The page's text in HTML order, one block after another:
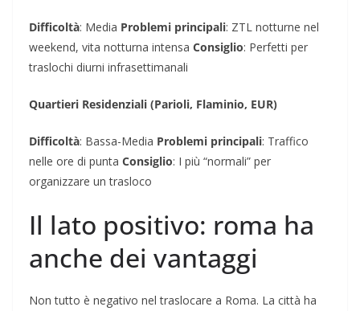
Difficoltà: Media Problemi principali: ZTL notturne nel
weekend, vita notturna intensa Consiglio: Perfetti per
traslochi diurni infrasettimanali
Quartieri Residenziali (Parioli, Flaminio, EUR)
Difficoltà: Bassa-Media Problemi principali: Traffico
nelle ore di punta Consiglio: I più “normali” per
organizzare un trasloco
Il lato positivo: roma ha
anche dei vantaggi
Non tutto è negativo nel traslocare a Roma. La città ha